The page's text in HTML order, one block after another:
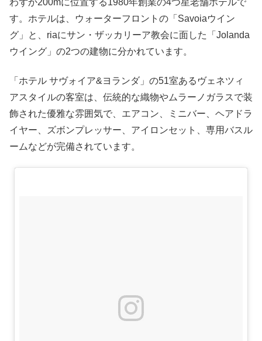
す。ホテルは、ウォーターフロントの「Savoiaウイン
グ」と、riaにサン・ザッカリーア教会に面した「Jolanda
ウイング」の2つの建物に分かれています。
「ホテル サヴォイア&ヨランダ」の51室あるヴェネツィ
アスタイルの客室は、伝統的な織物やムラーノガラスで装
飾された優雅な雰囲気で、エアコン、ミニバー、ヘアドラ
イヤー、ズボンプレッサー、アイロンセット、専用バスル
ームなどが完備されています。